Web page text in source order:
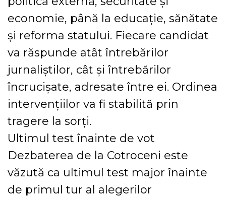
economie, până la educație, sănătate
și reforma statului. Fiecare candidat
va răspunde atât întrebărilor
jurnaliștilor, cât și întrebărilor
încrucișate, adresate între ei. Ordinea
intervențiilor va fi stabilită prin
tragere la sorți.
Ultimul test înainte de vot
Dezbaterea de la Cotroceni este
văzută ca ultimul test major înainte
de primul tur al alegerilor